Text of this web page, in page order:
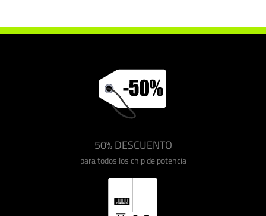
50% DESCUENTO
para todos los chip de potencia